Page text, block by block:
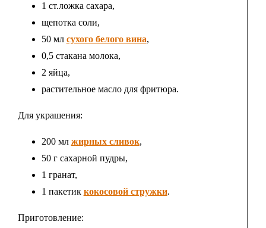
1 ст.ложка сахара,
щепотка соли,
50 мл сухого белого вина,
0,5 стакана молока,
2 яйца,
растительное масло для фритюра.
Для украшения:
200 мл жирных сливок,
50 г сахарной пудры,
1 гранат,
1 пакетик кокосовой стружки.
Приготовление: